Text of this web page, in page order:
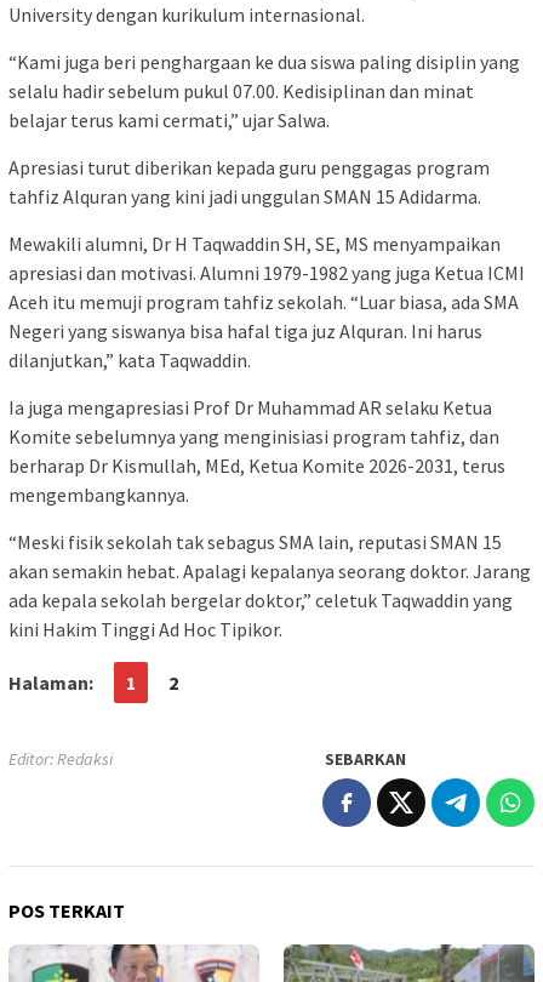
University dengan kurikulum internasional.
“Kami juga beri penghargaan ke dua siswa paling disiplin yang
selalu hadir sebelum pukul 07.00. Kedisiplinan dan minat
belajar terus kami cermati,” ujar Salwa.
Apresiasi turut diberikan kepada guru penggagas program
tahfiz Alquran yang kini jadi unggulan SMAN 15 Adidarma.
Mewakili alumni, Dr H Taqwaddin SH, SE, MS menyampaikan
apresiasi dan motivasi. Alumni 1979-1982 yang juga Ketua ICMI
Aceh itu memuji program tahfiz sekolah. “Luar biasa, ada SMA
Negeri yang siswanya bisa hafal tiga juz Alquran. Ini harus
dilanjutkan,” kata Taqwaddin.
Ia juga mengapresiasi Prof Dr Muhammad AR selaku Ketua
Komite sebelumnya yang menginisiasi program tahfiz, dan
berharap Dr Kismullah, MEd, Ketua Komite 2026-2031, terus
mengembangkannya.
“Meski fisik sekolah tak sebagus SMA lain, reputasi SMAN 15
akan semakin hebat. Apalagi kepalanya seorang doktor. Jarang
ada kepala sekolah bergelar doktor,” celetuk Taqwaddin yang
kini Hakim Tinggi Ad Hoc Tipikor.
Halaman: 1 2
Editor: Redaksi SEBARKAN
POS TERKAIT